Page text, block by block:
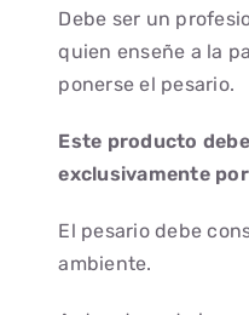
Debe ser un
quien enseñe a la
ponerse el pesario.
Este producto
exclusivamente
El pesario debe
ambiente.